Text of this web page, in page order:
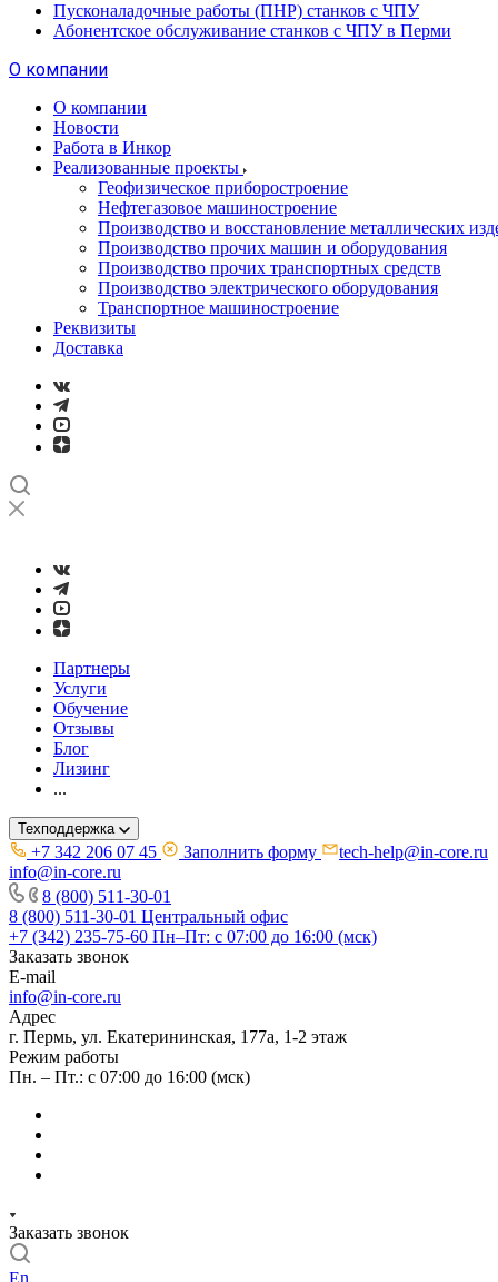
Пусконаладочные работы (ПНР) станков с ЧПУ
Абонентское обслуживание станков с ЧПУ в Перми
О компании
О компании
Новости
Работа в Инкор
Реализованные проекты
Геофизическое приборостроение
Нефтегазовое машиностроение
Производство и восстановление металлических
Производство прочих машин и оборудования
Производство прочих транспортных средств
Производство электрического оборудования
Транспортное машиностроение
Реквизиты
Доставка
Партнеры
Услуги
Обучение
Отзывы
Блог
Лизинг
...
Техподдержка
+7 342 206 07 45 Заполнить форму
tech-help@in-core.ru
info@in-core.ru
8 (800) 511-30-01
8 (800) 511-30-01 Центральный офис
+7 (342) 235-75-60 Пн–Пт: с 07:00 до 16:00 (мск)
Заказать звонок
E-mail
info@in-core.ru
Адрес
г. Пермь, ул. ​Екатерининская, 177а, ​1-2 этаж
Режим работы
Пн. – Пт.: с 07:00 до 16:00 (мск)
Заказать звонок
En